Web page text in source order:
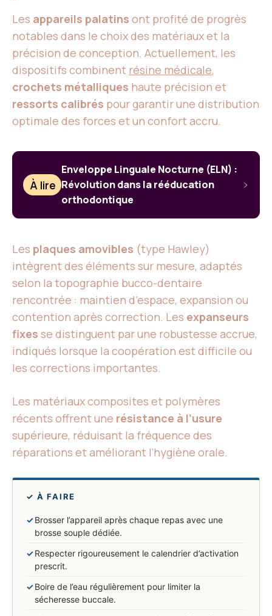
Les appareils palatins ont profité de progrès
notables dans le choix des matériaux et la
précision de conception. Actuellement, les
dispositifs combinent résine médicale,
crochets métalliques haute précision et
ressorts calibrés pour garantir une distribution
optimale des forces et un confort accru.
À lire
Enveloppe Linguale Nocturne (ELN) :
Révolution dans la rééducation
orthodontique
Les plaques amovibles (type Hawley)
intègrent des éléments sur mesure, adaptés
selon la topographie bucco-dentaire
rencontrée : maintien d’espace, expansion ou
contention après correction. Les expanseurs
fixes se distinguent par une robustesse accrue,
indiqués lorsque la coopération est difficile ou
les corrections importantes.
Les matériaux composites et polymères
récents offrent une résistance à l’usure
supérieure, réduisant la fréquence des
réparations et améliorant l’hygiène orale.
✓ À FAIRE
✓Brosser l’appareil après chaque repas avec une
brosse souple dédiée.
✓Respecter rigoureusement le calendrier d’activation
prescrit.
✓Boire de l’eau régulièrement pour limiter la
sécheresse buccale.